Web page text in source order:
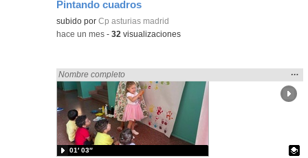
Pintando cuadros
Contenido educativo.
subido porCp asturias madrid
-hace un mes -32 visualizaciones
Encontrado «Asturias» en:
Nombre completo
la
…
01′ 03″